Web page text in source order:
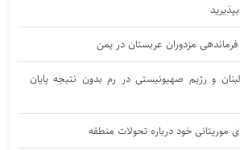
مزدوران عربستان در یمن
و رژیم صهیونیستی در رم بدون نتیجه پایان
موریتانی خود درباره تحولات منطقه